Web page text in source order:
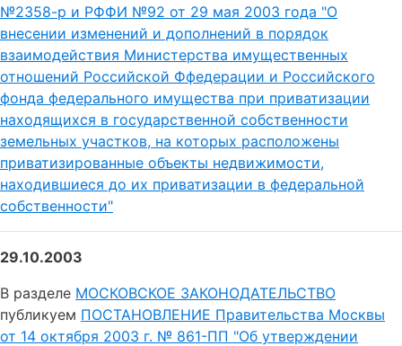
№2358-р и РФФИ №92 от 29 мая 2003 года "О
внесении изменений и дополнений в порядок
взаимодействия Министерства имущественных
отношений Российской Ффедерации и Российского
фонда федерального имущества при приватизации
находящихся в государственной собственности
земельных участков, на которых расположены
приватизированные объекты недвижимости,
находившиеся до их приватизации в федеральной
собственности"
29.10.2003
В разделе МОСКОВСКОЕ ЗАКОНОДАТЕЛЬСТВО
публикуем ПОСТАНОВЛЕНИЕ Правительства Москвы
от 14 октября 2003 г. № 861-ПП "Об утверждении